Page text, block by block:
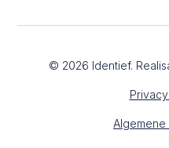
© 2026 Identief.
Algemene